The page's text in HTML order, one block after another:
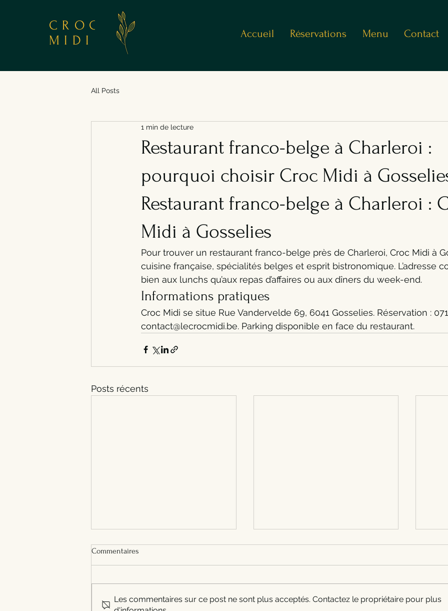
CROC
MIDI
Accueil Réservations Menu Contact
All Posts
Restaurant franco-belge à Charleroi :
pourquoi choisir Croc Midi à
1 min de lecture
Restaurant franco-belge à Charleroi :
Midi à Gosselies
Pour trouver un restaurant franco-belge près de Charleroi, Croc Midi à
cuisine française, spécialités belges et esprit bistronomique. L’adresse
bien aux lunchs qu’aux repas d’affaires ou aux dîners du week-end.
Informations pratiques
Croc Midi se situe Rue Vandervelde 69, 6041 Gosselies. Réservation :
contact@lecrocmidi.be. Parking disponible en face du restaurant.
Posts récents
FAQ Croc Midi : horaires,
réservation, parking, emporter
sur Croc Midi à Gosselies :
horaires, réservation, parking,
Restaurant à Gosselies : cuisine
franco-belge situé Rue
Vandervelde 69 à Gosselies,
Croc
Commentaires
Les commentaires sur ce post ne sont plus acceptés. Contactez le propriétaire pour plus